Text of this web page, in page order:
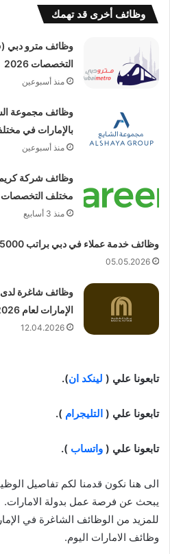
وظائف أخرى قد تهمك
التخصصات 2026
منذ أسبوعين
بالإمارات في
منذ أسبوعين
مختلف التخصصات
منذ 3 أسابيع
وظائف خدمة عملاء في دبي براتب 5000 درهم
05.05.2026
وظائف شاغرة
الإمارات لعام 2026 لمختلف التخصصات
12.04.2026
تابعونا علي ( لينكد ان).
تابعونا علي ( التليجرام ).
تابعونا علي ( واتساب ).
الى هنا نكون قدمنا لكم تفاصيل
يبحث عن فرصة عمل بدولة الامارات.
للمزيد من الوظائف الشاغرة في
وظائف الامارات اليوم.